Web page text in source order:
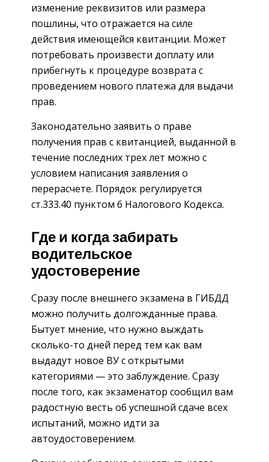
изменение реквизитов или размера
пошлины, что отражается на силе
действия имеющейся квитанции. Может
потребовать произвести доплату или
прибегнуть к процедуре возврата с
проведением нового платежа для выдачи
прав.
Законодательно заявить о праве
получения прав с квитанцией, выданной в
течение последних трех лет можно с
условием написания заявления о
перерасчете. Порядок регулируется
ст.333.40 пунктом 6 Налогового Кодекса.
Где и когда забирать
водительское
удостоверение
Сразу после внешнего экзамена в ГИБДД
можно получить долгожданные права.
Бытует мнение, что нужно выждать
сколько-то дней перед тем как вам
выдадут новое ВУ с открытыми
категориями — это заблуждение. Сразу
после того, как экзаменатор сообщил вам
радостную весть об успешной сдаче всех
испытаний, можно идти за
автоудостоверением.